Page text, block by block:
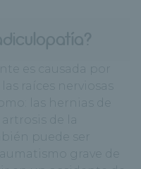
es causada por
raíces nerviosas
las hernias de
artrosis de la
puede ser
grave de